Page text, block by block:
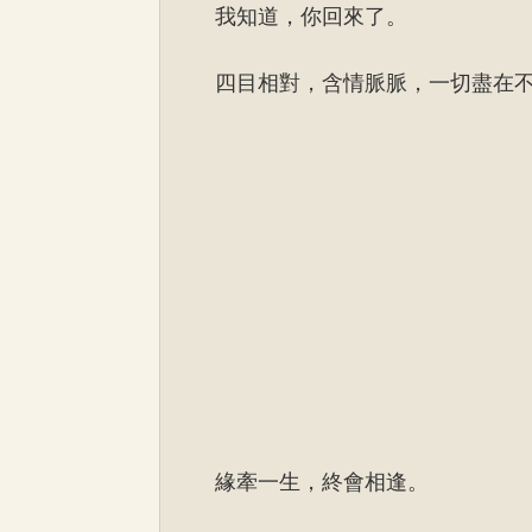
我知道，你回來了。
四目相對，含情脈脈，一切盡在
緣牽一生，終會相逢。